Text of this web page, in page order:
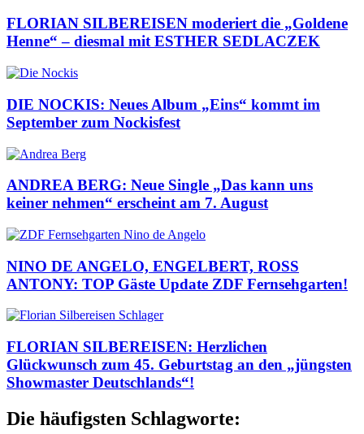
FLORIAN SILBEREISEN moderiert die „Goldene
Henne“ – diesmal mit ESTHER SEDLACZEK
DIE NOCKIS: Neues Album „Eins“ kommt im
September zum Nockisfest
ANDREA BERG: Neue Single „Das kann uns
keiner nehmen“ erscheint am 7. August
NINO DE ANGELO, ENGELBERT, ROSS
ANTONY: TOP Gäste Update ZDF Fernsehgarten!
FLORIAN SILBEREISEN: Herzlichen
Glückwunsch zum 45. Geburtstag an den „jüngsten
Showmaster Deutschlands“!
Die häufigsten Schlagworte: